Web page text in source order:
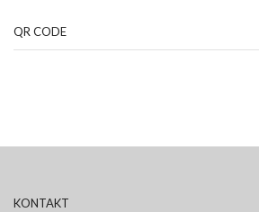
QR CODE
KONTAKT